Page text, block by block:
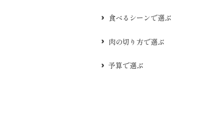
食べるシーンで選ぶ
肉の切り方で選ぶ
予算で選ぶ